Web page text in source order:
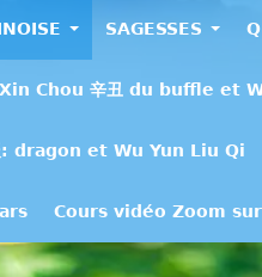
SAGESSES
Chou 辛丑 du buffle et
dragon et Wu Yun Liu Qi
Cours vidéo Zoom